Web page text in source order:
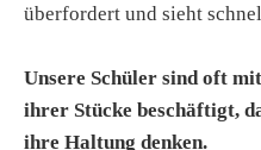
überfordert und sieht
Unsere Schüler sind oft
ihrer Stücke beschäftigt,
ihre Haltung denken.